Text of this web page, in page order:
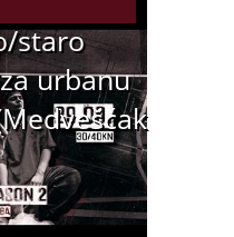
staro
urbanu